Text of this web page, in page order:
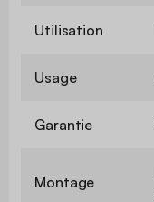
Utilisation
Usage
Garantie
Montage